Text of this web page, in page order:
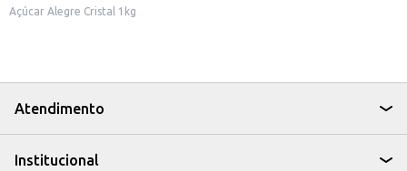
Açúcar Alegre Cristal 1kg
Atendimento
Institucional